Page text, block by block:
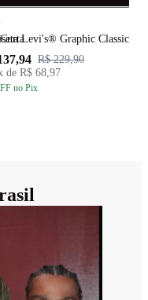
Levi's® Graphic Classic
R$ 229,90
de R$ 68,97
no Pix